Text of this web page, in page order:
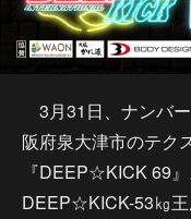
3月31日、ナンバ
阪府泉大津市のテク
『DEEP☆KICK 69
DEEP☆KICK-53㎏